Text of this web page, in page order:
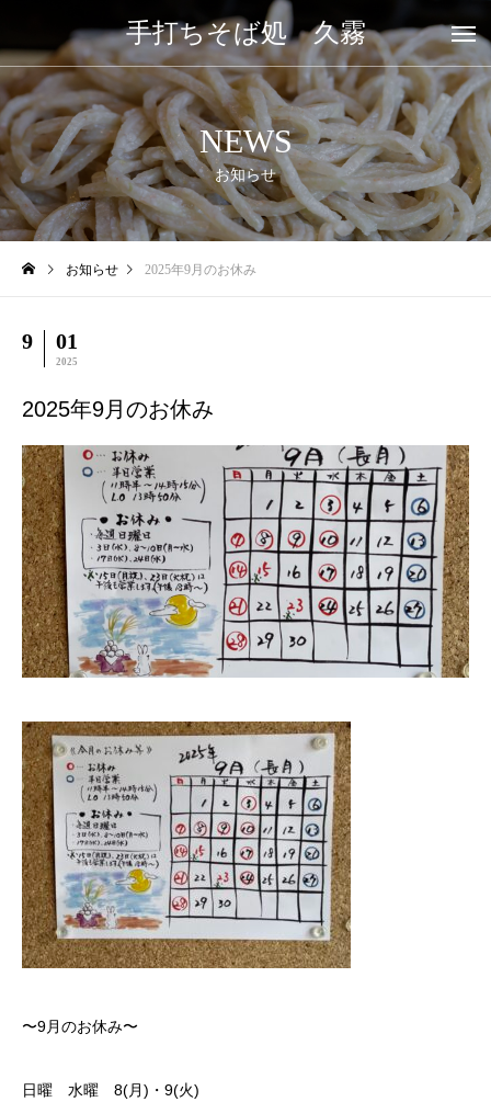
手打ちそば処 久霧
NEWS
お知らせ
お知らせ 2025年9月のお休み
9 01
2025
2025年9月のお休み
〜9月のお休み〜
日曜 水曜 8(月)・9(火)